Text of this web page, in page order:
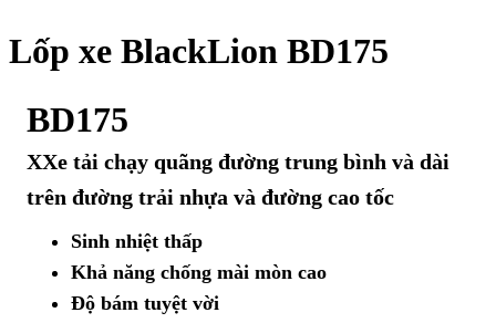
Lốp xe BlackLion BD175
BD175
XXe tải chạy quãng đường trung bình và dài
trên đường trải nhựa và đường cao tốc
Sinh nhiệt thấp
Khả năng chống mài mòn cao
Độ bám tuyệt vời